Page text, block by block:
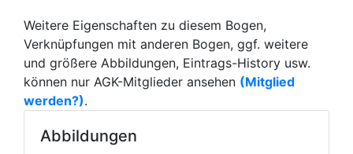
Weitere Eigenschaften zu diesem Bogen,
Verknüpfungen mit anderen Bogen, ggf. weitere
und größere Abbildungen, Eintrags-History usw.
können nur AGK-Mitglieder ansehen (Mitglied
werden?).
Abbildungen